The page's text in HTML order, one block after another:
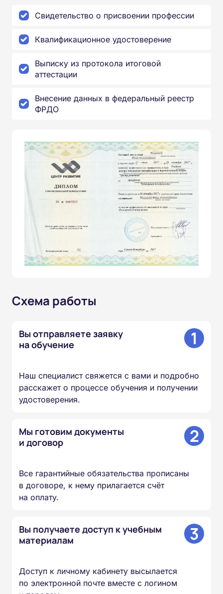
Свидетельство о присвоении профессии
Квалификационное удостоверение
Выписку из протокола итоговой
аттестации
Внесение данных в федеральный реестр
ФРДО
Схема работы
Вы отправляете заявку
на обучение
1
Наш специалист свяжется с вами и подробно
расскажет о процессе обучения и получении
удостоверения.
Мы готовим документы
и договор
2
Все гарантийные обязательства прописаны
в договоре, к нему прилагается счёт
на оплату.
Вы получаете доступ к учебным
материалам
3
Доступ к личному кабинету высылается
по электронной почте вместе с логином